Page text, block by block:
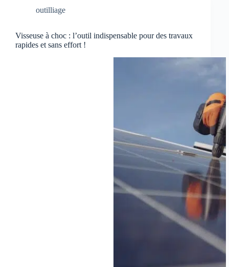
outilliage
Visseuse à choc : l’outil indispensable pour des travaux
rapides et sans effort !